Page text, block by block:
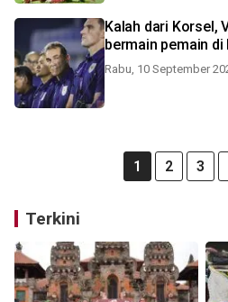
Kalah dari Korsel,
bermain pemain di
Rabu, 10 September
1 2 3
Terkini